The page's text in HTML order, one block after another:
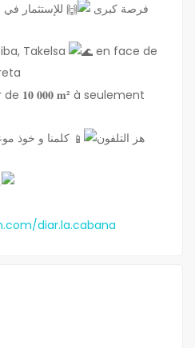
فرصة كبرى
للإستثمار
Takelsa
en face de
𝟏𝟎 𝟎𝟎𝟎 𝐦² à seulement
هز التلفون
كلمنا و خوذ
diar.la.cabana